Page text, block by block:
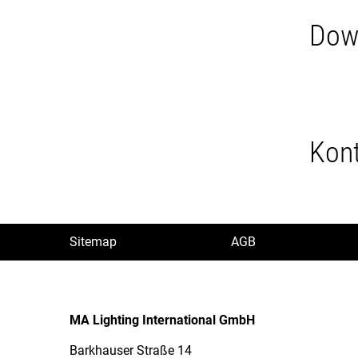
Sitemap AGB
MA Lighting International GmbH
Barkhauser Straße 14